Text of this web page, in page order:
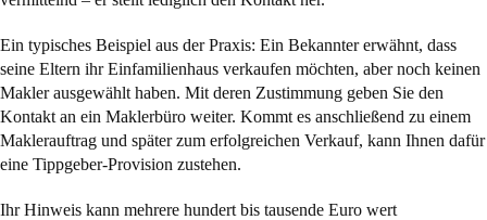
Ein typisches Beispiel aus der Praxis: Ein Bekannter erwähnt, dass
seine Eltern ihr Einfamilienhaus verkaufen möchten, aber noch keinen
Makler ausgewählt haben. Mit deren Zustimmung geben Sie den
Kontakt an ein Maklerbüro weiter. Kommt es anschließend zu einem
Maklerauftrag und später zum erfolgreichen Verkauf, kann Ihnen dafür
eine Tippgeber-Provision zustehen.
Ihr Hinweis kann mehrere hundert bis tausende Euro wert